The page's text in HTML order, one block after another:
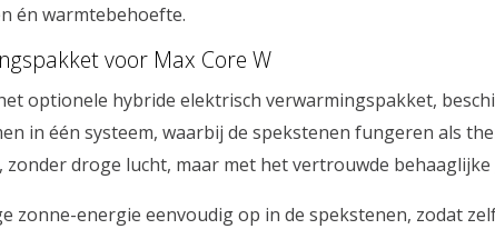
én warmtebehoefte.
voor Max Core W
optionele hybride elektrisch verwarmingspakket,
in één systeem, waarbij de spekstenen fungeren als
droge lucht, maar met het vertrouwde behaaglijke
zonne-energie eenvoudig op in de spekstenen, zodat